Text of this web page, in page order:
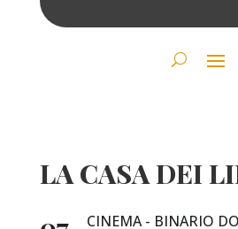
LA CASA DEI
CINEMA - BINARIO